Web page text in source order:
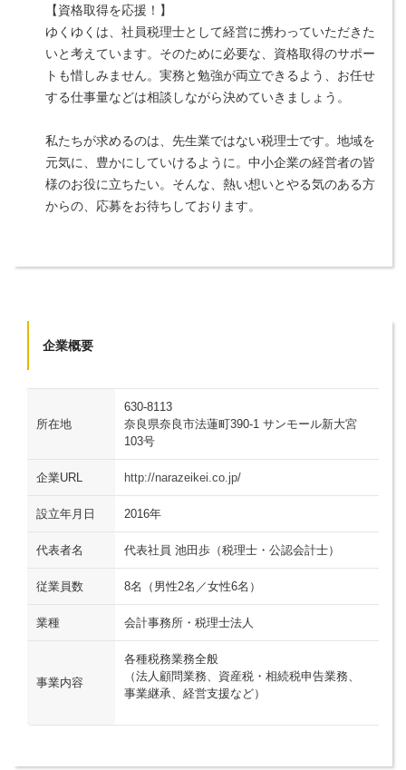
【資格取得を応援！】
ゆくゆくは、社員税理士として経営に携わっていただきた
いと考えています。そのために必要な、資格取得のサポー
トも惜しみません。実務と勉強が両立できるよう、お任せ
する仕事量などは相談しながら決めていきましょう。
私たちが求めるのは、先生業ではない税理士です。地域を
元気に、豊かにしていけるように。中小企業の経営者の皆
様のお役に立ちたい。そんな、熱い想いとやる気のある方
からの、応募をお待ちしております。
企業概要
所在地
630-8113
奈良県奈良市法蓮町390-1 サンモール新大宮
103号
企業URL http://narazeikei.co.jp/
設立年月日 2016年
代表者名 代表社員 池田歩（税理士・公認会計士）
従業員数 8名（男性2名／女性6名）
業種 会計事務所・税理士法人
事業内容
各種税務業務全般
（法人顧問業務、資産税・相続税申告業務、
事業継承、経営支援など）